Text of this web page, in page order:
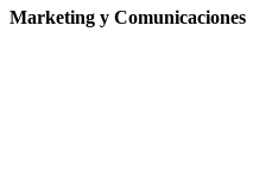
Marketing y Comunicaciones